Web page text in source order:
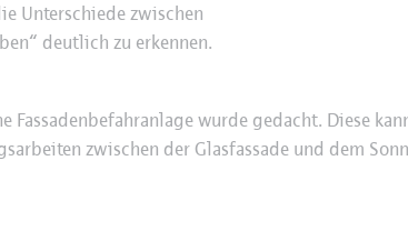
Unterschiede zwischen
deutlich zu erkennen.
Fassadenbefahranlage wurde gedacht. Diese
zwischen der Glasfassade und dem